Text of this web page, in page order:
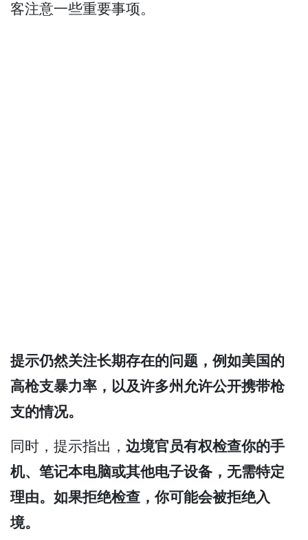
客注意一些重要事项。
提示仍然关注长期存在的问题，例如美国的
高枪支暴力率，以及许多州允许公开携带枪
支的情况。
同时，提示指出， 边境官员有权检查你的手
机、笔记本电脑或其他电子设备，无需特定
理由。如果拒绝检查，你可能会被拒绝入
境。